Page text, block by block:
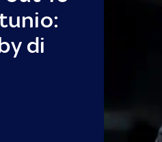
di